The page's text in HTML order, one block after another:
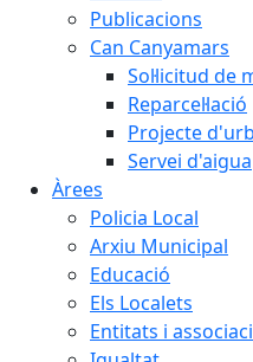
Publicacions
Can Canyamars
Sol·licitud de
Reparcel·lació
Projecte
Servei d'aigua
Àrees
Policia Local
Arxiu Municipal
Educació
Els Localets
Entitats i